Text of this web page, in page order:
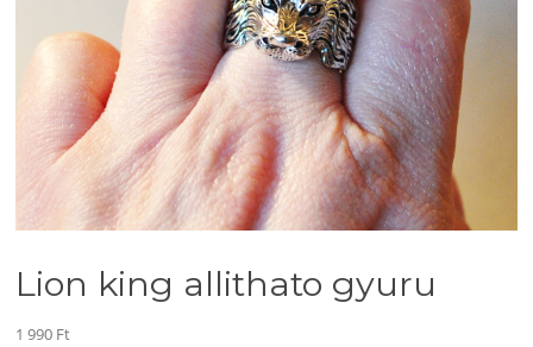
Lion king allithato gyuru
1 990 Ft